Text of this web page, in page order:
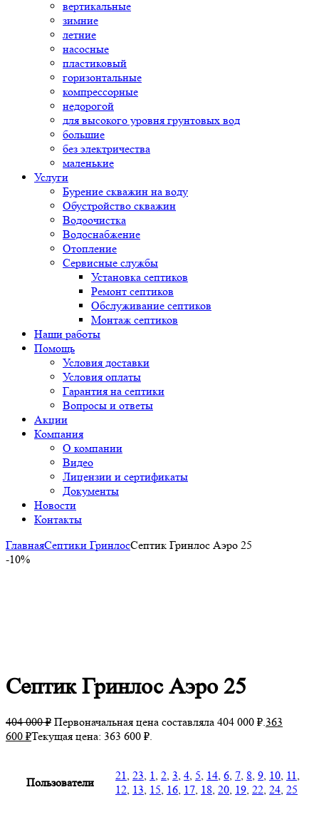
вертикальные
зимние
летние
насосные
пластиковый
горизонтальные
компрессорные
недорогой
для высокого уровня грунтовых вод
большие
без электричества
маленькие
Услуги
Бурение скважин на воду
Обустройство скважин
Водоочистка
Водоснабжение
Отопление
Сервисные службы
Установка септиков
Ремонт септиков
Обслуживание септиков
Монтаж септиков
Наши работы
Помощь
Условия доставки
Условия оплаты
Гарантия на септики
Вопросы и ответы
Акции
Компания
О компании
Видео
Лицензии и сертификаты
Документы
Новости
Контакты
ГлавнаяСептики ГринлосСептик Гринлос Аэро 25
-10%
Септик Гринлос Аэро 25
404 000₽ Первоначальная цена составляла 404 000 ₽.363
600 ₽Текущая цена: 363 600 ₽.
Пользователи
21, 23, 1, 2, 3, 4, 5, 14, 6, 7, 8, 9, 10, 11,
12, 13, 15, 16, 17, 18, 20, 19, 22, 24, 25